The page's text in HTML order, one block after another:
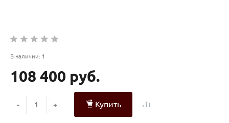
В наличии: 1
108 400 руб.
- + Купить